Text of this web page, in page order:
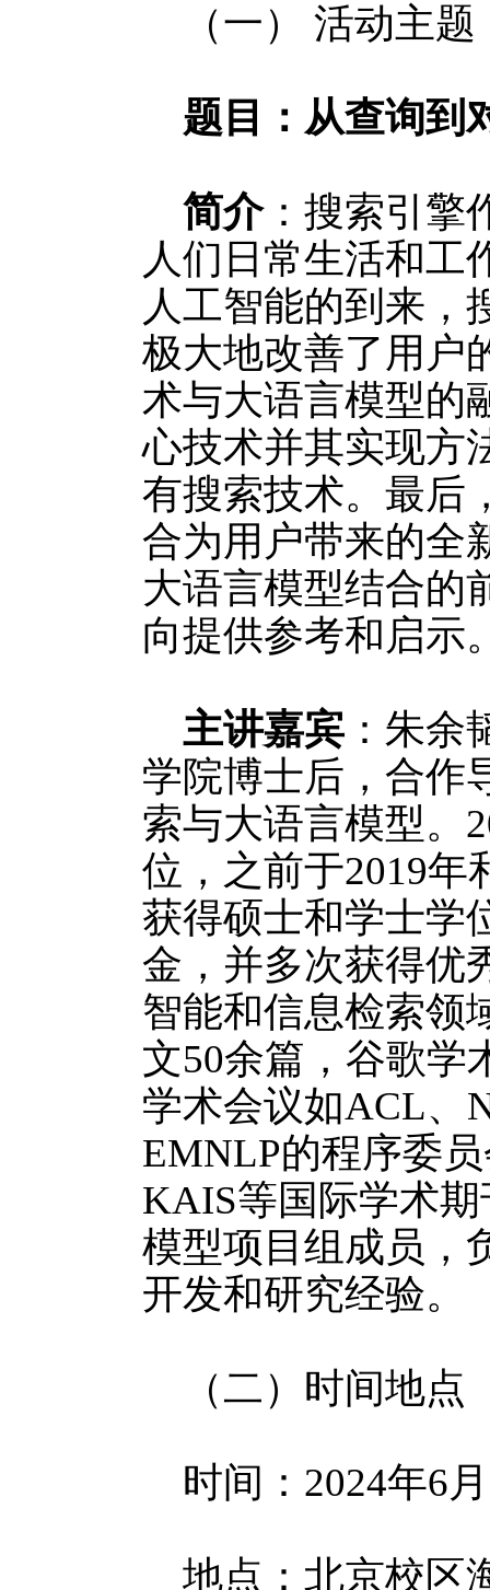
（一） 活动主题
题目：从查询到
简介：搜索引擎
人们日常生活和工
人工智能的到来，
极大地改善了用户
术与大语言模型的
心技术并其实现方
有搜索技术。最后
合为用户带来的全
大语言模型结合的
向提供参考和启示
主讲嘉宾 ：朱
学院博士后，合作
索与大语言模型。
位，之前于2019年
获得硕士和学士学
金，并多次获得优
智能和信息检索领
文50余篇，谷歌学
学术会议如ACL、
EMNLP的程序委
KAIS等国际学术
模型项目组成员，
开发和研究经验。
（二）时间地点
时间：2024年6
地点：北京校区